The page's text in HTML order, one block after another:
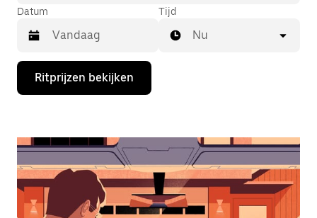
Datum
Druk
de
de
te
openen
een
Tijd
Nu
Ritprijzen bekijken